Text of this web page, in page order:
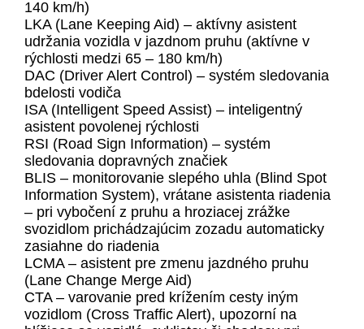
140 km/h)
LKA (Lane Keeping Aid) – aktívny asistent
udržania vozidla v jazdnom pruhu (aktívne v
rýchlosti medzi 65 – 180 km/h)
DAC (Driver Alert Control) – systém sledovania
bdelosti vodiča
ISA (Intelligent Speed Assist) – inteligentný
asistent povolenej rýchlosti
RSI (Road Sign Information) – systém
sledovania dopravných značiek
BLIS – monitorovanie slepého uhla (Blind Spot
Information System), vrátane asistenta riadenia
– pri vybočení z pruhu a hroziacej zrážke
svozidlom prichádzajúcim zozadu automaticky
zasiahne do riadenia
LCMA – asistent pre zmenu jazdného pruhu
(Lane Change Merge Aid)
CTA – varovanie pred krížením cesty iným
vozidlom (Cross Traffic Alert), upozorní na